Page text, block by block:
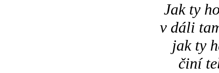
Jak ty
v dáli
jak ty
činí